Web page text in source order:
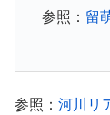
参照： 留
参照： 河川リ